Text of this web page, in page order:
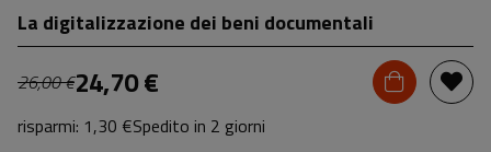
La digitalizzazione dei beni documentali
26,00 €24,70 €
risparmi: 1,30 €Spedito in 2 giorni